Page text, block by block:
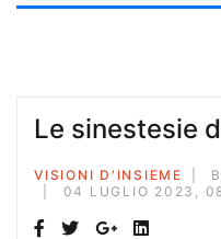
Le sinestesie
VISIONI D'INSIEME
04 LUGLIO 2023,